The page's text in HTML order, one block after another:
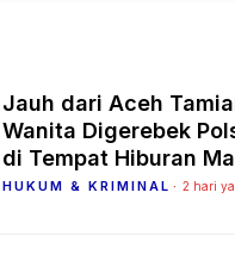
Jauh dari Aceh
Wanita Digerebek
di Tempat Hiburan
Medan Diburu
HUKUM & KRIMINAL 2 hari